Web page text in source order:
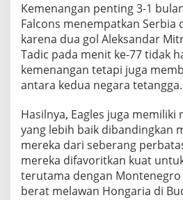
Kemenangan penting 3-1
Falcons menempatkan Serbia
karena dua gol Aleksandar
Tadic pada menit ke-77 tidak
kemenangan tetapi juga
antara kedua negara tetangga.
Hasilnya, Eagles juga
yang lebih baik dibandingkan
mereka dari seberang
mereka difavoritkan kuat
terutama dengan
berat melawan Hongaria di